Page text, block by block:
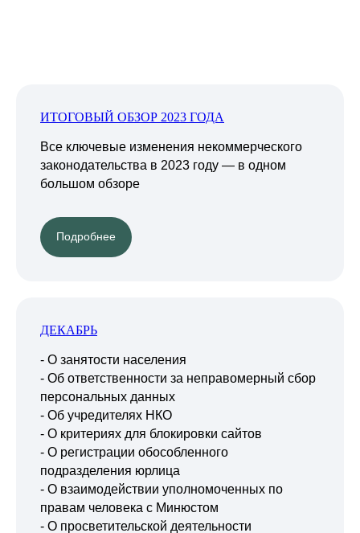
ИТОГОВЫЙ ОБЗОР 2023 ГОДА
Все ключевые изменения некоммерческого
законодательства в 2023 году — в одном
большом обзоре
Подробнее
ДЕКАБРЬ
- О занятости населения
- Об ответственности за неправомерный сбор
персональных данных
- Об учредителях НКО
- О критериях для блокировки сайтов
- О регистрации обособленного
подразделения юрлица
- О взаимодействии уполномоченных по
правам человека с Минюстом
- О просветительской деятельности